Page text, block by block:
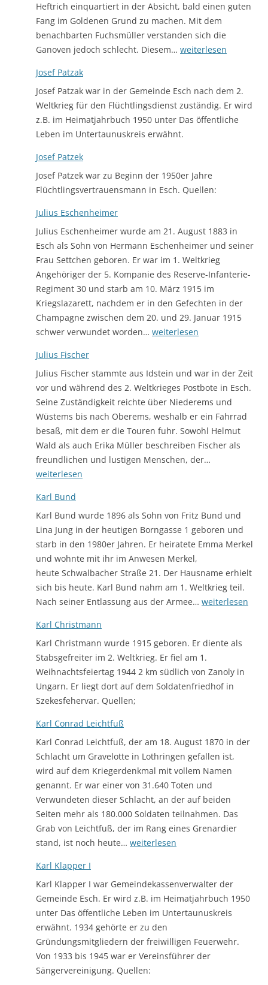
Heftrich einquartiert in der Absicht, bald einen guten
Fang im Goldenen Grund zu machen. Mit dem
benachbarten Fuchsmüller verstanden sich die
Ganoven jedoch schlecht. Diesem… Johannes
weiterlesen
Josef Patzak
Josef Patzak war in der Gemeinde Esch nach dem 2.
Weltkrieg für den Flüchtlingsdienst zuständig. Er wird
z.B. im Heimatjahrbuch 1950 unter Das öffentliche
Leben im Untertaunuskreis erwähnt.
Josef Patzek
Josef Patzek war zu Beginn der 1950er Jahre
Flüchtlingsvertrauensmann in Esch. Quellen:
Julius Eschenheimer
Julius Eschenheimer wurde am 21. August 1883 in
Esch als Sohn von Hermann Eschenheimer und seiner
Frau Settchen geboren. Er war im 1. Weltkrieg
Angehöriger der 5. Kompanie des Reserve-Infanterie-
Regiment 30 und starb am 10. März 1915 im
Kriegslazarett, nachdem er in den Gefechten in der
Champagne zwischen dem 20. und 29. Januar 1915
schwer verwundet worden… Julius
weiterlesen
Julius Fischer
Julius Fischer stammte aus Idstein und war in der Zeit
vor und während des 2. Weltkrieges Postbote in Esch.
Seine Zuständigkeit reichte über Niederems und
Wüstems bis nach Oberems, weshalb er ein Fahrrad
besaß, mit dem er die Touren fuhr. Sowohl Helmut
Wald als auch Erika Müller beschreiben Fischer als
freundlichen und lustigen Menschen, der…
weiterlesen
Karl Bund
Karl Bund wurde 1896 als Sohn von Fritz Bund und
Lina Jung in der heutigen Borngasse 1 geboren und
starb in den 1980er Jahren. Er heiratete Emma Merkel
und wohnte mit ihr im Anwesen Merkel,
heute Schwalbacher Straße 21. Der Hausname erhielt
sich bis heute. Karl Bund nahm am 1. Weltkrieg teil.
Nach seiner Entlassung aus der Armee… Karl
weiterlesen
Karl Christmann
Karl Christmann wurde 1915 geboren. Er diente als
Stabsgefreiter im 2. Weltkrieg. Er fiel am 1.
Weihnachtsfeiertag 1944 2 km südlich von Zanoly in
Ungarn. Er liegt dort auf dem Soldatenfriedhof in
Szekesfehervar. Quellen;
Karl Conrad Leichtfuß
Karl Conrad Leichtfuß, der am 18. August 1870 in der
Schlacht um Gravelotte in Lothringen gefallen ist,
wird auf dem Kriegerdenkmal mit vollem Namen
genannt. Er war einer von 31.640 Toten und
Verwundeten dieser Schlacht, an der auf beiden
Seiten mehr als 180.000 Soldaten teilnahmen. Das
Grab von Leichtfuß, der im Rang eines Grenardier
stand, ist noch heute… Karl
weiterlesen
Karl Klapper I
Karl Klapper I war Gemeindekassenverwalter der
Gemeinde Esch. Er wird z.B. im Heimatjahrbuch 1950
unter Das öffentliche Leben im Untertaunuskreis
erwähnt. 1934 gehörte er zu den
Gründungsmitgliedern der freiwilligen Feuerwehr.
Von 1933 bis 1945 war er Vereinsführer der
Sängervereinigung. Quellen: